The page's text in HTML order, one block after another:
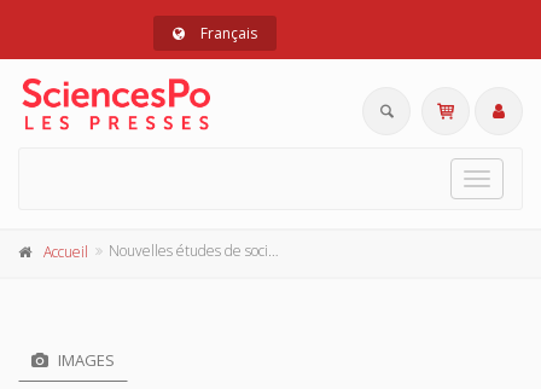
Français
Toggle
Accueil Nouvelles études de sociologie électorale
IMAGES